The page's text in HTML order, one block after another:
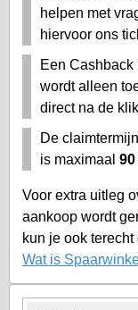
helpen met
hiervoor ons
Een Cashback
wordt alleen
direct na de
De
is maximaal
Voor extra uitleg
aankoop wordt
kun je ook
Wat is